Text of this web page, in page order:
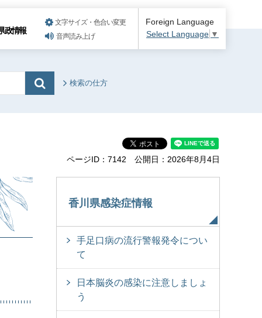
政情報
文字サイズ・色合い変更
音声読み上げ
Foreign Language
Select Language ▼
検索の仕方
ページID：7142 公開日：2026年8月4日
香川県感染症情報
手足口病の流行警報発令につい
て
日本脳炎の感染に注意しましょ
う